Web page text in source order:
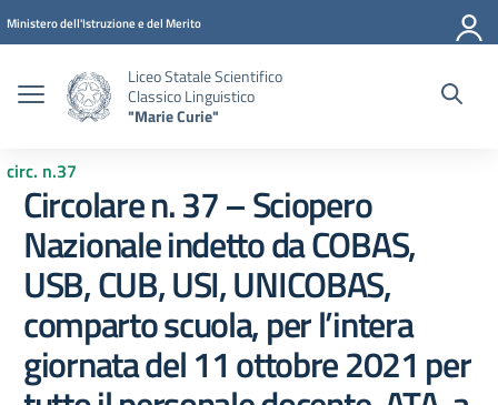
Vai ai contenuti
Vai al menu di navigazione
Vai al footer
Ministero dell'Istruzione e del Merito
Liceo Statale Scientifico
Classico Linguistico
"Marie Curie"
circ. n.37
Circolare n. 37 – Sciopero
Nazionale indetto da COBAS,
USB, CUB, USI, UNICOBAS,
comparto scuola, per l’intera
giornata del 11 ottobre 2021 per